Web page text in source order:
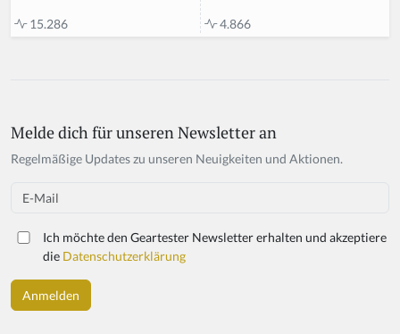
15.286 4.866
If
y
h
Melde dich für unseren Newsletter an
Regelmäßige Updates zu unseren Neuigkeiten und Aktionen.
Email
Ich möchte den Geartester Newsletter erhalten und akzeptiere
die Datenschutzerklärung